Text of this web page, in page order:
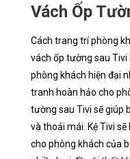
Vách Ốp
Cách trang trí phòng
vách ốp tường sau
phòng khách hiện đại
tranh hoàn hảo cho
tường sau Tivi sẽ giúp
và thoải mái. Kệ Tivi
cho phòng khách của